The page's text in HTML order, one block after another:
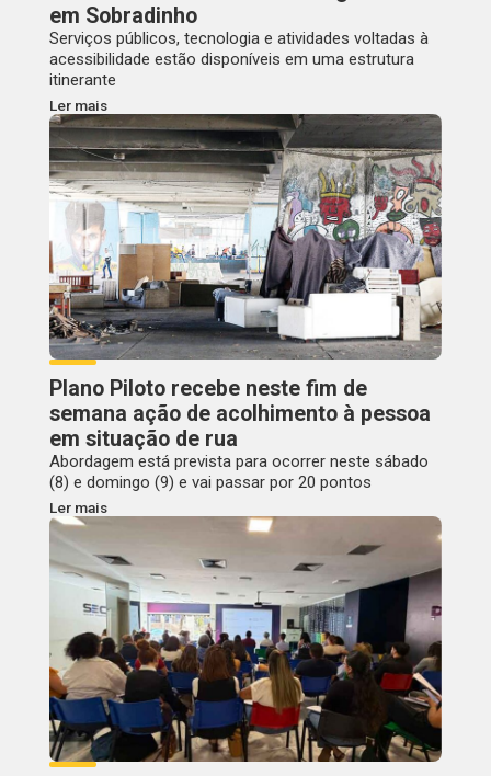
em Sobradinho
Serviços públicos, tecnologia e atividades voltadas à
acessibilidade estão disponíveis em uma estrutura
itinerante
Ler mais
Plano Piloto recebe neste fim de
semana ação de acolhimento à pessoa
em situação de rua
Abordagem está prevista para ocorrer neste sábado
(8) e domingo (9) e vai passar por 20 pontos
Ler mais